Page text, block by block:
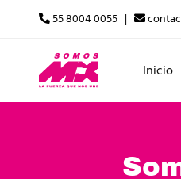
55 8004 0055 |
Inicio